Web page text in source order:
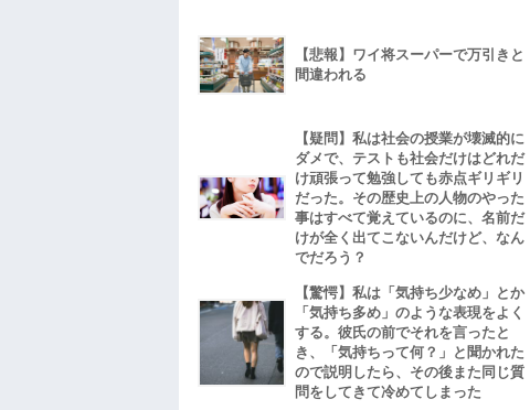
【悲報】ワイ将スーパーで万引きと
間違われる
【疑問】私は社会の授業が壊滅的に
ダメで、テストも社会だけはどれだ
け頑張って勉強しても赤点ギリギリ
だった。その歴史上の人物のやった
事はすべて覚えているのに、名前だ
けが全く出てこないんだけど、なん
でだろう？
【驚愕】私は「気持ち少なめ」とか
「気持ち多め」のような表現をよく
する。彼氏の前でそれを言ったと
き、「気持ちって何？」と聞かれた
ので説明したら、その後また同じ質
問をしてきて冷めてしまった